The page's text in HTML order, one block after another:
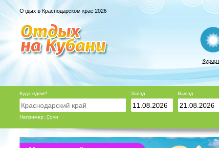
Отдых в Краснодарском крае 2026
Куда едем?
Например: Сочи
Заезд Выезд